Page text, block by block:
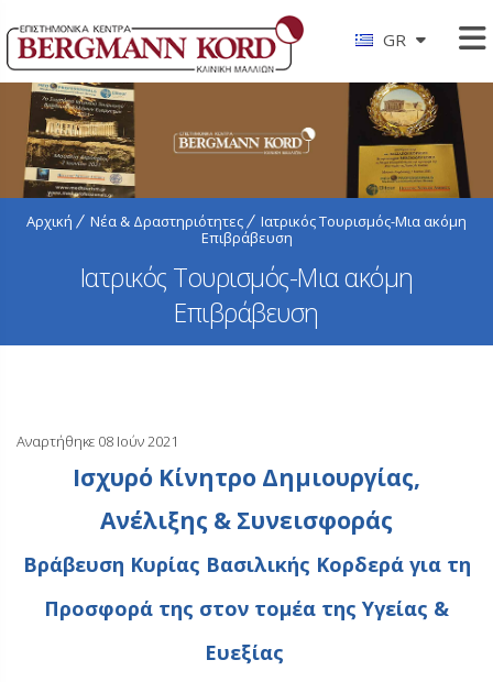
GR
Αρχική Νέα & Δραστηριότητες
Ιατρικός Τουρισμός-Μια ακόμη
Επιβράβευση
Ιατρικός Τουρισμός-Μια ακόμη
Επιβράβευση
Αναρτήθηκε 08 Ιούν 2021
Ισχυρό Κίνητρο Δημιουργίας,
Ανέλιξης & Συνεισφοράς
Βράβευση Κυρίας Βασιλικής Κορδερά για τη
Προσφορά της στον τομέα της Υγείας &
Ευεξίας